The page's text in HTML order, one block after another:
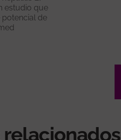
estudio que
de